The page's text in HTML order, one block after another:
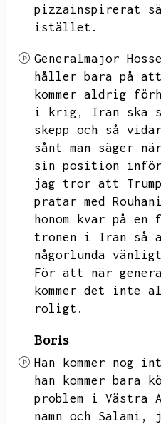
pizzainspirerat
istället.
Generalmajor
håller bara på
kommer aldrig
i krig,
Iran ska
skepp och så
sånt man säger
sin position inför
jag tror att
pratar med
honom kvar på en
tronen i Iran så
någorlunda
För att när
kommer det inte
roligt.
Boris
Han kommer nog
han kommer bara
problem i Västra
namn och Salami,